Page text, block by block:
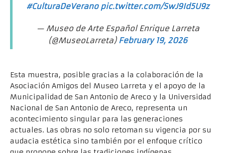
#CulturaDeVerano pic.twitter.com/SwJ9Id5U9z
— Museo de Arte Español Enrique Larreta
(@MuseoLarreta) February 19, 2026
Esta muestra, posible gracias a la colaboración de la
Asociación Amigos del Museo Larreta y el apoyo de la
Municipalidad de San Antonio de Areco y la Universidad
Nacional de San Antonio de Areco, representa un
acontecimiento singular para las generaciones
actuales. Las obras no solo retoman su vigencia por su
audacia estética sino también por el enfoque crítico